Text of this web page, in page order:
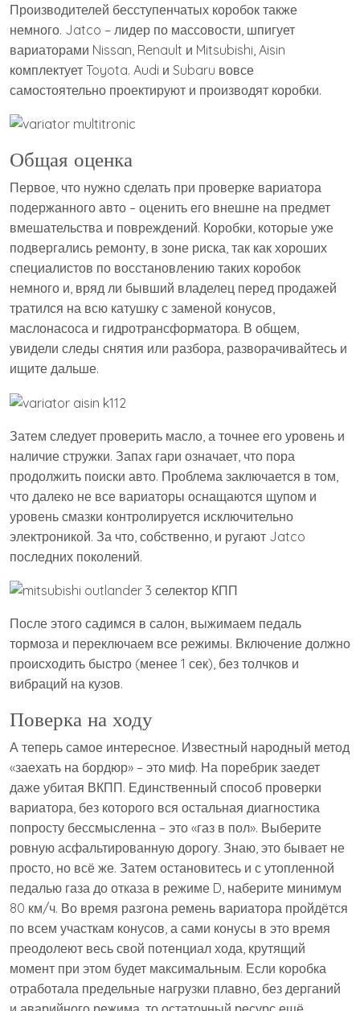
Производителей бесступенчатых коробок также
немного. Jatco – лидер по массовости, шпигует
вариаторами Nissan, Renault и Mitsubishi, Aisin
комплектует Toyota. Audi и Subaru вовсе
самостоятельно проектируют и производят коробки.
Общая оценка
Первое, что нужно сделать при проверке вариатора
подержанного авто – оценить его внешне на предмет
вмешательства и повреждений. Коробки, которые уже
подвергались ремонту, в зоне риска, так как хороших
специалистов по восстановлению таких коробок
немного и, вряд ли бывший владелец перед продажей
тратился на всю катушку с заменой конусов,
маслонасоса и гидротрансформатора. В общем,
увидели следы снятия или разбора, разворачивайтесь и
ищите дальше.
Затем следует проверить масло, а точнее его уровень и
наличие стружки. Запах гари означает, что пора
продолжить поиски авто. Проблема заключается в том,
что далеко не все вариаторы оснащаются щупом и
уровень смазки контролируется исключительно
электроникой. За что, собственно, и ругают Jatco
последних поколений.
После этого садимся в салон, выжимаем педаль
тормоза и переключаем все режимы. Включение должно
происходить быстро (менее 1 сек), без толчков и
вибраций на кузов.
Поверка на ходу
А теперь самое интересное. Известный народный метод
«заехать на бордюр» – это миф. На поребрик заедет
даже убитая ВКПП. Единственный способ проверки
вариатора, без которого вся остальная диагностика
попросту бессмысленна – это «газ в пол». Выберите
ровную асфальтированную дорогу. Знаю, это бывает не
просто, но всё же. Затем остановитесь и с утопленной
педалью газа до отказа в режиме D, наберите минимум
80 км/ч. Во время разгона ремень вариатора пройдётся
по всем участкам конусов, а сами конусы в это время
преодолеют весь свой потенциал хода, крутящий
момент при этом будет максимальным. Если коробка
отработала предельные нагрузки плавно, без дерганий